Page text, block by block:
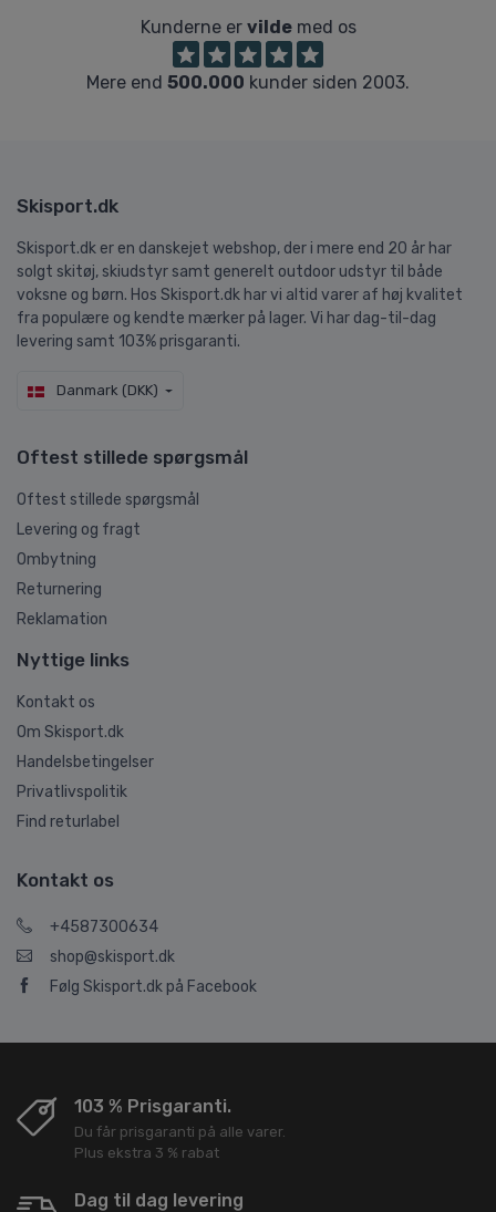
Kunderne er vildemed os
Mere end 500.000 kunder siden 2003.
Skisport.dk
Skisport.dk er en danskejet webshop, der i mere end 20 år har
solgt skitøj, skiudstyr samt generelt outdoor udstyr til både
voksne og børn. Hos Skisport.dk har vi altid varer af høj kvalitet
fra populære og kendte mærker på lager. Vi har dag-til-dag
levering samt 103% prisgaranti.
Danmark (DKK)
Oftest stillede spørgsmål
Oftest stillede spørgsmål
Levering og fragt
Ombytning
Returnering
Reklamation
Nyttige links
Kontakt os
Om Skisport.dk
Handelsbetingelser
Privatlivspolitik
Find returlabel
Kontakt os
+4587300634
shop@skisport.dk
Følg Skisport.dk på Facebook
103 % Prisgaranti.
Du får prisgaranti på alle varer.
Plus ekstra 3 % rabat
Dag til dag levering